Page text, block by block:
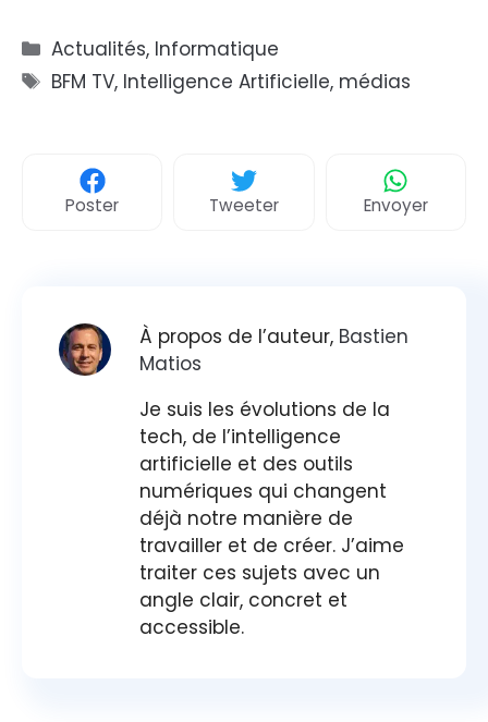
Catégories
Actualités, Informatique
Étiquettes
BFM TV, Intelligence Artificielle, médias
Poster Tweeter Envoyer
À propos de l’auteur, Bastien
Matios
Je suis les évolutions de la
tech, de l’intelligence
artificielle et des outils
numériques qui changent
déjà notre manière de
travailler et de créer. J’aime
traiter ces sujets avec un
angle clair, concret et
accessible.